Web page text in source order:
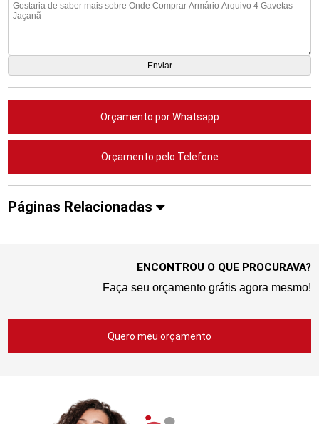
Orçamento por Whatsapp
Orçamento pelo Telefone
Páginas Relacionadas
ENCONTROU O QUE PROCURAVA?
Faça seu orçamento grátis agora mesmo!
Quero meu orçamento